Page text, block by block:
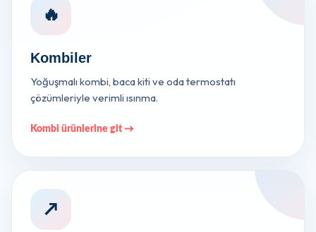
🔥
Kombiler
Yoğuşmalı kombi, baca kiti ve oda termostatı
çözümleriyle verimli ısınma.
Kombi ürünlerine git →
↗